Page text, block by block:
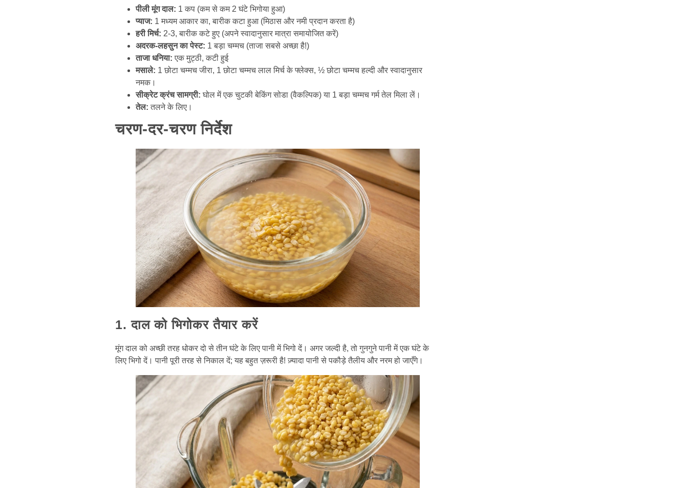
पीली मूंग दाल: 1 कप (कम से कम 2 घंटे भिगोया हुआ)
प्याज: 1 मध्यम आकार का, बारीक कटा हुआ (मिठास और नमी प्रदान करता है)
हरी मिर्च: 2-3, बारीक कटे हुए (अपने स्वादानुसार मात्रा समायोजित करें)
अदरक-लहसुन का पेस्ट: 1 बड़ा चम्मच (ताजा सबसे अच्छा है!)
ताजा धनिया: एक मुट्ठी, कटी हुई
मसाले: 1 छोटा चम्मच जीरा, 1 छोटा चम्मच लाल मिर्च के फ्लेक्स, ½ छोटा चम्मच हल्दी और स्वादानुसार
नमक।
सीक्रेट क्रंच सामग्री: घोल में एक चुटकी बेकिंग सोडा (वैकल्पिक) या 1 बड़ा चम्मच गर्म तेल मिला लें।
तेल: तलने के लिए।
चरण-दर-चरण निर्देश
1. दाल को भिगोकर तैयार करें
मूंग दाल को अच्छी तरह धोकर दो से तीन घंटे के लिए पानी में भिगो दें। अगर जल्दी है, तो गुनगुने पानी में एक घंटे के
लिए भिगो दें। पानी पूरी तरह से निकाल दें; यह बहुत ज़रूरी है! ज़्यादा पानी से पकौड़े तैलीय और नरम हो जाएँगे।